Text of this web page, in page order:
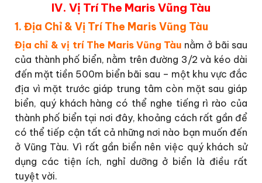
IV. Vị Trí The Maris Vũng Tàu
1. Địa Chỉ & Vị Trí The Maris Vũng Tàu
Địa chỉ & vị trí The Maris Vũng Tàu nằm ở bãi sau
của thành phố biển, nằm trên đường 3/2 và kéo dài
đến mặt tiền 500m biển bãi sau – một khu vực đắc
địa vì mặt trước giáp trung tâm còn mặt sau giáp
biển, quý khách hàng có thể nghe tiếng rì rào của
thành phố biển tại nơi đây, khoảng cách rất gần để
có thể tiếp cận tất cả những nơi nào bạn muốn đến
ở Vũng Tàu. Vì rất gần biển nên việc quý khách sử
dụng các tiện ích, nghỉ dưỡng ở biển là điều rất
tuyệt vời.